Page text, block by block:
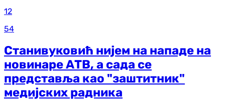
12
54
Станивуковић нијем на нападе на
новинаре АТВ, а сада се
представља као "заштитник"
медијских радника